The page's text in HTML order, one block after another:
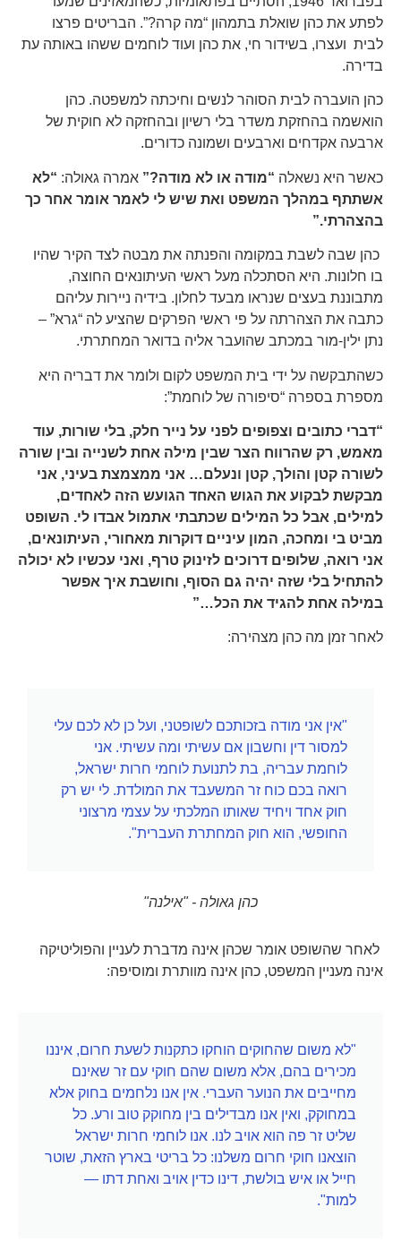
לפתע את כהן שואלת בתמהון “מה קרה?”. הבריטים פרצו
לבית ועצרו, בשידור חי, את כהן ועוד לוחמים ששהו באותה עת
בדירה.
כהן הועברה לבית הסוהר לנשים וחיכתה למשפטה. כהן
הואשמה בהחזקת משדר בלי רשיון ובהחזקה לא חוקית של
ארבעה אקדחים וארבעים ושמונה כדורים.
כאשר היא נשאלה “מודה או לא מודה?” אמרה גאולה: “לא
אשתתף במהלך המשפט ואת שיש לי לאמר אומר אחר כך
בהצהרתי.”
כהן שבה לשבת במקומה והפנתה את מבטה לצד הקיר שהיו
בו חלונות. היא הסתכלה מעל ראשי העיתונאים החוצה,
מתבוננת בעצים שנראו מבעד לחלון. בידיה ניירות עליהם
כתבה את הצהרתה על פי ראשי הפרקים שהציע לה “גרא” –
נתן ילין-מור במכתב שהועבר אליה בדואר המחתרתי.
כשהתבקשה על ידי בית המשפט לקום ולומר את דבריה היא
מספרת בספרה “סיפורה של לוחמת”:
“דברי כתובים וצפופים לפני על נייר חלק, בלי שורות, עוד
מאמש, רק שהרווח הצר שבין מילה אחת לשנייה ובין שורה
לשורה קטן והולך, קטן ונעלם… אני ממצמצת בעיני, אני
מבקשת לבקוע את הגוש האחד הגועש הזה לאחדים,
למילים, אבל כל המילים שכתבתי אתמול אבדו לי. השופט
מביט בי ומחכה, המון עיניים דוקרות מאחורי, העיתונאים,
אני רואה, שלופים דרוכים לזינוק טרף, ואני עכשיו לא יכולה
להתחיל בלי שזה יהיה גם הסוף, וחושבת איך אפשר
במילה אחת להגיד את הכל…”
לאחר זמן מה כהן מצהירה:
"אין אני מודה בזכותכם לשופטני, ועל כן לא לכם עלי
למסור דין וחשבון אם עשיתי ומה עשיתי. אני
לוחמת עבריה, בת לתנועת לוחמי חרות ישראל,
רואה בכם כוח זר המשעבד את המולדת. לי יש רק
חוק אחד ויחיד שאותו המלכתי על עצמי מרצוני
החופשי, הוא חוק המחתרת העברית".​
כהן גאולה - "אילנה"
לאחר שהשופט אומר שכהן אינה מדברת לעניין והפוליטיקה
אינה מעניין המשפט, כהן אינה מוותרת ומוסיפה:
"לא משום שהחוקים הוחקו כתקנות לשעת חרום, איננו
מכירים בהם, אלא משום שהם חוקי עם זר שאינם
מחייבים את הנוער העברי. אין אנו נלחמים בחוק אלא
במחוקק, ואין אנו מבדילים בין מחוקק טוב ורע. כל
שליט זר פה הוא אויב לנו. אנו לוחמי חרות ישראל
הוצאנו חוקי חרום משלנו: כל בריטי בארץ הזאת, שוטר
חייל או איש בולשת, דינו כדין אויב ואחת דתו —
למות".